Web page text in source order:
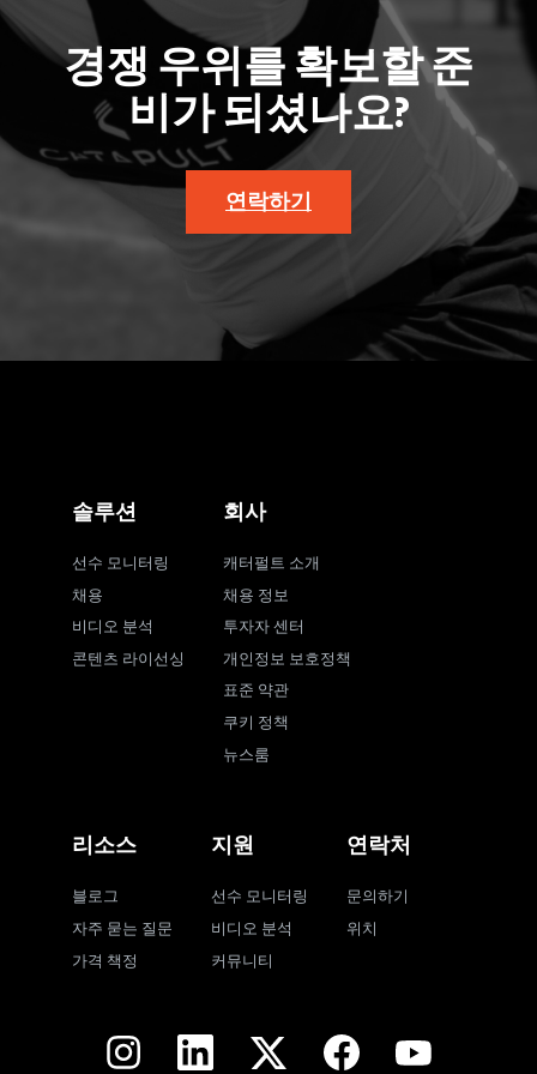
경쟁 우위를 확보할 준
비가 되셨나요?
연락하기
솔루션
선수 모니터링
채용
비디오 분석
콘텐츠 라이선싱
회사
캐터펄트 소개
채용 정보
투자자 센터
개인정보 보호정책
표준 약관
쿠키 정책
뉴스룸
리소스
블로그
자주 묻는 질문
가격 책정
지원
선수 모니터링
비디오 분석
커뮤니티
연락처
문의하기
위치